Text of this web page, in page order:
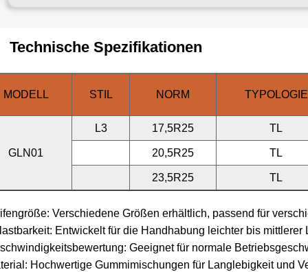
Technische Spezifikationen
MODELL STIL NORM TYPOLOGIE
GLN01
L3 17,5R25 TL
20,5R25 TL
23,5R25 TL
Verschiedene Größen erhältlich, passend für
Entwickelt für die Handhabung leichter bis
Geeignet für normale
Hochwertige Gummimischungen für Langlebigkeit und